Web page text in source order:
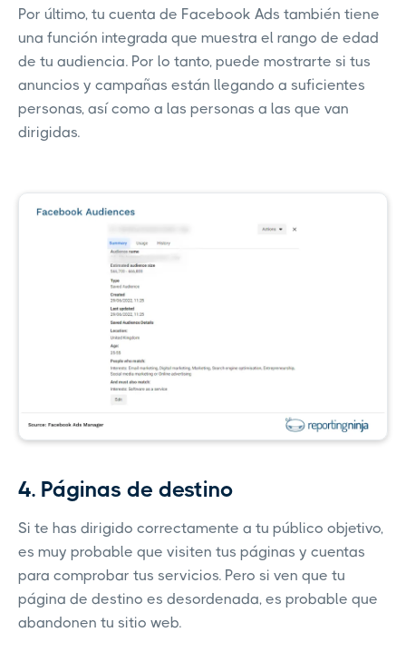
Por último, tu cuenta de Facebook Ads también tiene
una función integrada que muestra el rango de edad
de tu audiencia. Por lo tanto, puede mostrarte si tus
anuncios y campañas están llegando a suficientes
personas, así como a las personas a las que van
dirigidas.
4. Páginas de destino
Si te has dirigido correctamente a tu público objetivo,
es muy probable que visiten tus páginas y cuentas
para comprobar tus servicios. Pero si ven que tu
página de destino es desordenada, es probable que
abandonen tu sitio web.